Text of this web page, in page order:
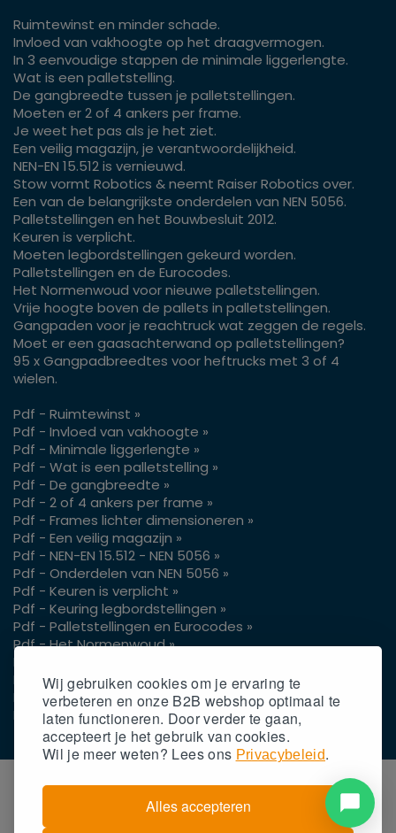
Wij gebruiken cookies om je ervaring te
verbeteren en onze B2B webshop optimaal te
laten functioneren. Door verder te gaan,
accepteert je het gebruik van cookies.
Wil je meer weten? Lees ons Privacybeleid.
Alles accepteren
Ruimtewinst en minder schade.
Invloed van vakhoogte op het draagvermogen.
In 3 eenvoudige stappen de minimale liggerlengte.
Wat is een palletstelling.
De gangbreedte tussen je palletstellingen.
Moeten er 2 of 4 ankers per frame.
Je weet het pas als je het ziet.
Een veilig magazijn, je verantwoordelijkheid.
NEN-EN 15.512 is vernieuwd.
Stow vormt Robotics & neemt Raiser Robotics over.
Een van de belangrijkste onderdelen van NEN 5056.
Palletstellingen en het Bouwbesluit 2012.
Keuren is verplicht.
Moeten legbordstellingen gekeurd worden.
Palletstellingen en de Eurocodes.
Het Normenwoud voor nieuwe palletstellingen.
Vrije hoogte boven de pallets in palletstellingen.
Gangpaden voor je reachtruck wat zeggen de regels.
Moet er een gaasachterwand op palletstellingen?
95 x Gangpadbreedtes voor heftrucks met 3 of 4
wielen.
Pdf - Ruimtewinst »
Pdf - Invloed van vakhoogte »
Pdf - Minimale liggerlengte »
Pdf - Wat is een palletstelling »
Pdf - De gangbreedte »
Pdf - 2 of 4 ankers per frame »
Pdf - Frames lichter dimensioneren »
Pdf - Een veilig magazijn »
Pdf - NEN-EN 15.512 - NEN 5056 »
Pdf - Onderdelen van NEN 5056 »
Pdf - Keuren is verplicht »
Pdf - Keuring legbordstellingen »
Pdf - Palletstellingen en Eurocodes »
Pdf - Het Normenwoud »
Pdf - Vrije hoogte pallets »
Pdf - Gangpaden voor je reachtruck »
Pdf - Gaasachterwand op palletstellingen »
Pdf - Gangpadbreedtes 3 of 4 wielen »